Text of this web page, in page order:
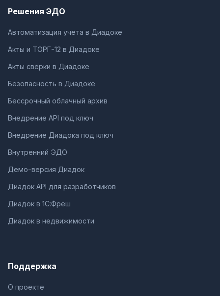
Решения ЭДО
Автоматизация учета в Диадоке
Акты и ТОРГ-12 в Диадоке
Акты сверки в Диадоке
Безопасность в Диадоке
Бессрочный облачный архив
Внедрение API под ключ
Внедрение Диадока под ключ
Внутренний ЭДО
Демо-версия Диадок
Диадок API для разработчиков
Диадок в 1С:Фреш
Диадок в недвижимости
Поддержка
О проекте